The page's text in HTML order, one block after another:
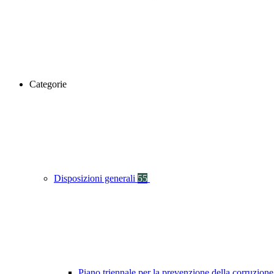
Categorie
Disposizioni generali 55